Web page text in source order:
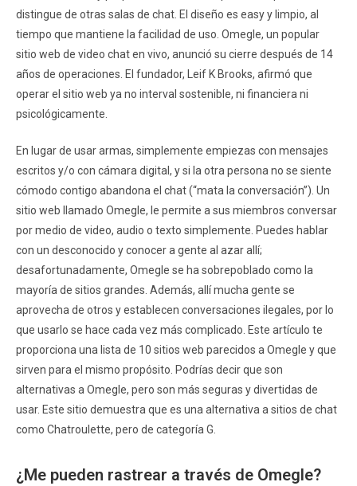
distingue de otras salas de chat. El diseño es easy y limpio, al
tiempo que mantiene la facilidad de uso. Omegle, un popular
sitio web de video chat en vivo, anunció su cierre después de 14
años de operaciones. El fundador, Leif K Brooks, afirmó que
operar el sitio web ya no interval sostenible, ni financiera ni
psicológicamente.
En lugar de usar armas, simplemente empiezas con mensajes
escritos y/o con cámara digital, y si la otra persona no se siente
cómodo contigo abandona el chat (“mata la conversación”). Un
sitio web llamado Omegle, le permite a sus miembros conversar
por medio de video, audio o texto simplemente. Puedes hablar
con un desconocido y conocer a gente al azar allí;
desafortunadamente, Omegle se ha sobrepoblado como la
mayoría de sitios grandes. Además, allí mucha gente se
aprovecha de otros y establecen conversaciones ilegales, por lo
que usarlo se hace cada vez más complicado. Este artículo te
proporciona una lista de 10 sitios web parecidos a Omegle y que
sirven para el mismo propósito. Podrías decir que son
alternativas a Omegle, pero son más seguras y divertidas de
usar. Este sitio demuestra que es una alternativa a sitios de chat
como Chatroulette, pero de categoría G.
¿Me pueden rastrear a través de Omegle?